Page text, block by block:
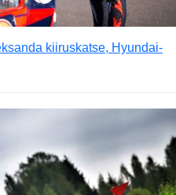
kiiruskatse, Hyundai-